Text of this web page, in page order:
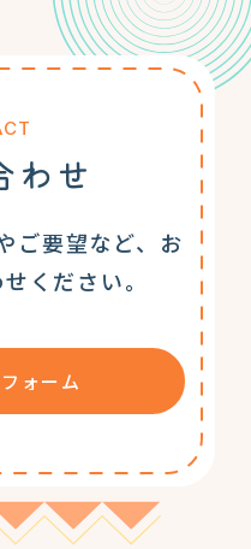
わせ
ご要望など、お
ください。
ォーム